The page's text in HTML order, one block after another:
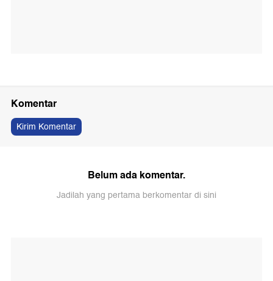
Komentar
Kirim Komentar
Belum ada komentar.
Jadilah yang pertama berkomentar di sini